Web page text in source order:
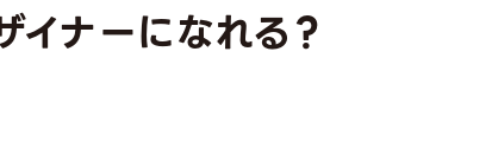
イナーになれる？